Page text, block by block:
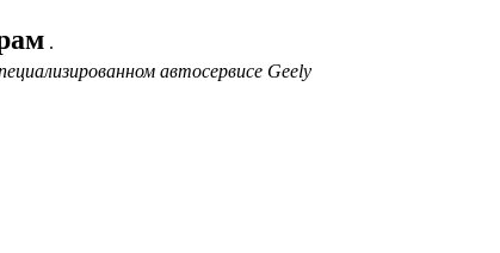
.
автосервисе Geely